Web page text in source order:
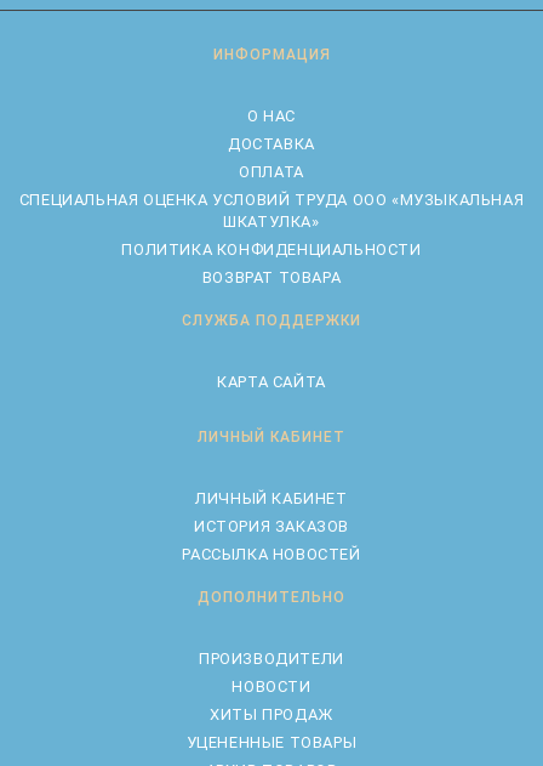
ИНФОРМАЦИЯ
О НАС
ДОСТАВКА
ОПЛАТА
CПЕЦИАЛЬНАЯ ОЦЕНКА УСЛОВИЙ ТРУДА ООО «МУЗЫКАЛЬНАЯ
ШКАТУЛКА»
ПОЛИТИКА КОНФИДЕНЦИАЛЬНОСТИ
ВОЗВРАТ ТОВАРА
СЛУЖБА ПОДДЕРЖКИ
КАРТА САЙТА
ЛИЧНЫЙ КАБИНЕТ
ЛИЧНЫЙ КАБИНЕТ
ИСТОРИЯ ЗАКАЗОВ
РАССЫЛКА НОВОСТЕЙ
ДОПОЛНИТЕЛЬНО
ПРОИЗВОДИТЕЛИ
НОВОСТИ
ХИТЫ ПРОДАЖ
УЦЕНЕННЫЕ ТОВАРЫ